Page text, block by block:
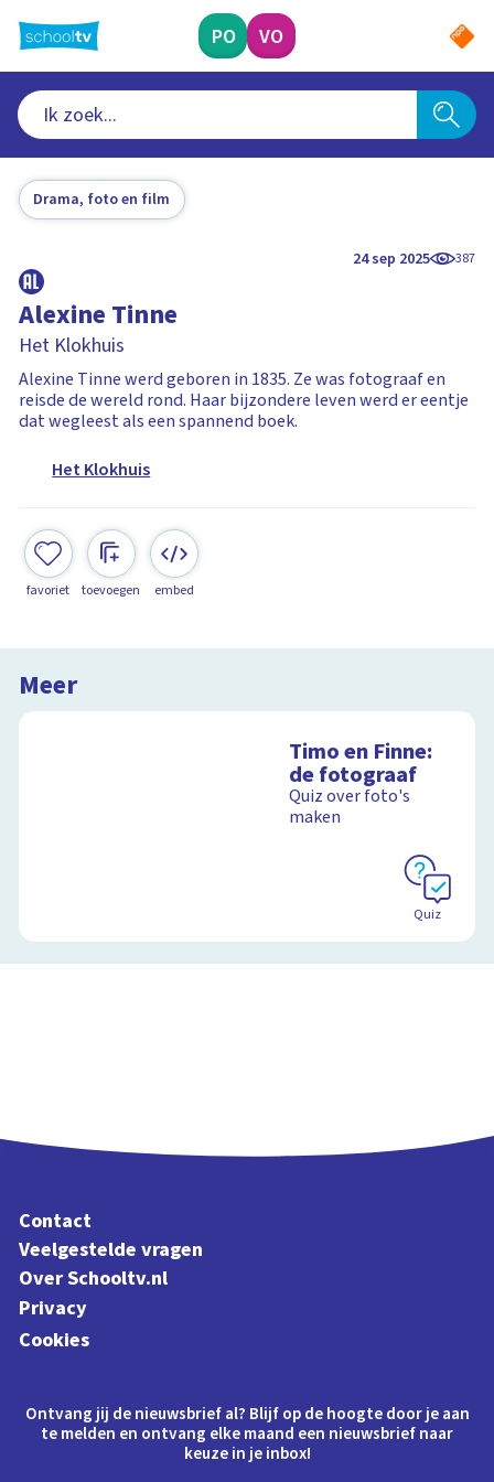
naar
hoofdinhoud
PO VO
Drama, foto en film
24 sep 2025 387
Alexine Tinne
Het Klokhuis
Alexine Tinne werd geboren in 1835. Ze was fotograaf en
reisde de wereld rond. Haar bijzondere leven werd er eentje
dat wegleest als een spannend boek.
Het Klokhuis
favoriet toevoegen embed
Meer
Timo en Finne:
de fotograaf
Quiz over foto's
maken
Quiz
Contact
Veelgestelde vragen
Over Schooltv.nl
Privacy
Cookies
Ontvang jij de nieuwsbrief al? Blijf op de hoogte door je aan
te melden en ontvang elke maand een nieuwsbrief naar
keuze in je inbox!